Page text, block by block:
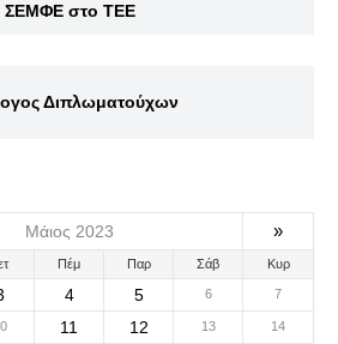
ΣΕΜΦΕ στο ΤΕΕ
Διπλωματούχων
Μάιος 2023 »
Πέμ Παρ Σάβ Κυρ
4 5 6 7
11 12 13 14